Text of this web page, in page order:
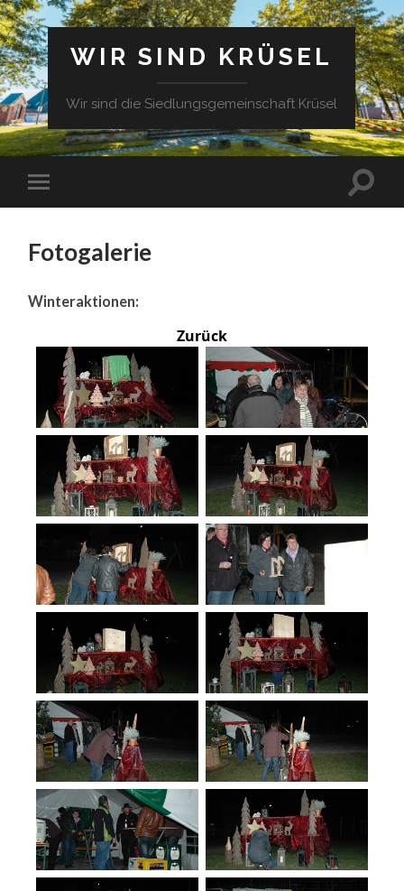
WIR SIND KRÜSEL
Wir sind die Siedlungsgemeinschaft Krüsel
Fotogalerie
Winteraktionen:
Zurück